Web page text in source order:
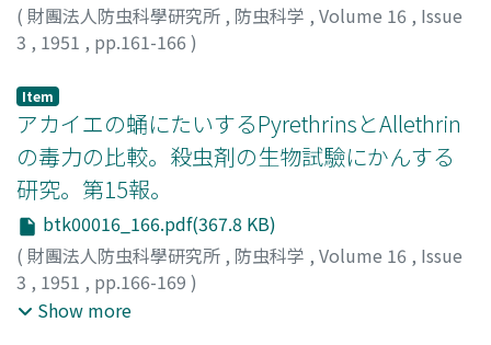
( 財團法人防虫科學研究所 , 防虫科学 , Volume 16 , Issue
3 , 1951 , pp.161-166 )
Item
アカイエの蛹にたいするPyrethrinsとAllethrin
の毒力の比較。殺虫剤の生物試驗にかんする
研究。第15報。
btk00016_166.pdf(367.8 KB)
( 財團法人防虫科學研究所 , 防虫科学 , Volume 16 , Issue
3 , 1951 , pp.166-169 )
長沢, 純夫;井上, 雄三
Show more